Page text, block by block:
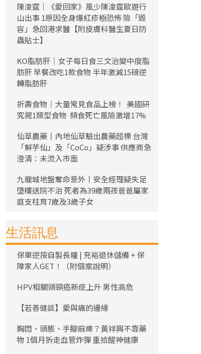
陳浚霆｜《愛回家》風少陳浚霆歐遊行
山出事 1原因全身爆紅疹極恐怖 險「毀
容」急回港求醫【附皮膚科醫生夏日防
蟲貼士】
KO脂肪肝｜女子每日食三文治變中度脂
肪肝 早餐改吃1款食物 半年激減15磅逆
轉脂肪肝
折壽食物｜大量常見食品上榜！ 美國研
究揭1類型食物 頻食死亡風險激增17%
仙草農藥丨內地仙草驗出農藥超標 台灣
「鮮芋仙」及「CoCo」疑涉事 供應商急
澄清：未流入市面
九龍城地盤奪命意外丨安全經理疑失足
墮樓送院不治 死者為39歲兩孩爸爸屬家
庭支柱育7歲及3歲子女
生活訊息
保單逆按自製長糧 | 充裕退休儲備 + 保
障家人GET！（附個案說明）
HPV相關頭頸癌新症上升 男性高危
【若善健談】愛與痛的邊緣
胸悶、頭脹、手腳麻痺？黃祥興不靠藥
物 1個月拆走血管炸彈 重拾醒神健康